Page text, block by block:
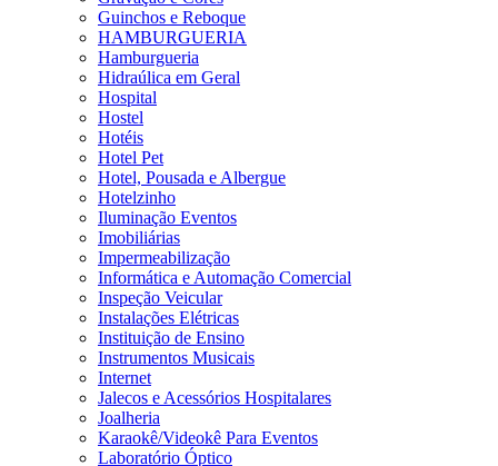
Guinchos e Reboque
HAMBURGUERIA
Hamburgueria
Hidraúlica em Geral
Hospital
Hostel
Hotéis
Hotel Pet
Hotel, Pousada e Albergue
Hotelzinho
Iluminação Eventos
Imobiliárias
Impermeabilização
Informática e Automação Comercial
Inspeção Veicular
Instalações Elétricas
Instituição de Ensino
Instrumentos Musicais
Internet
Jalecos e Acessórios Hospitalares
Joalheria
Karaokê/Videokê Para Eventos
Laboratório Óptico